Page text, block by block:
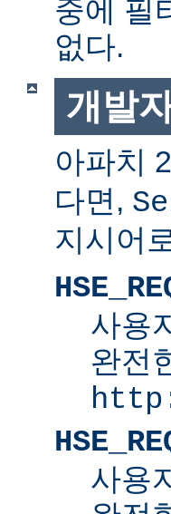
중에 필
없다.
개발
아파치
다면,
지시어
사용
완전
사용